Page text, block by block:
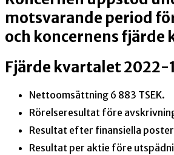
motsvarande period
och koncernens fjärde
Fjärde kvartalet 2022-
Nettoomsättning 6 883 TSEK.
Rörelseresultat före
Resultat efter finansiella poster
Resultat per aktie före